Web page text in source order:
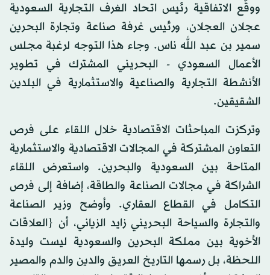
ووقّع الاتفاقية رئيس اتحاد الغرف التجارية السعودية
عجلان العجلان، ورئيس غرفة صناعة وتجارة البحرين
سمير بن عبد الله ناس. وجاء هذا التوجه لرغبة مجلس
الأعمال السعودي - البحريني المشترك في تطوير
الأنشطة التجارية والصناعية والاستثمارية في البلدين
الشقيقين.
وتركزت المباحثات الاقتصادية خلال اللقاء على فرص
التعاون المشتركة في المجالات الاقتصادية والاستثمارية
المتاحة بين السعودية والبحرين. واستعرض اللقاء
الشراكة في مجالات الصناعة والطاقة، إضافة إلى فرص
التكامل في القطاع العقاري. وأوضح وزير الصناعة
والتجارة والسياحة البحريني زايد الزياني، أن {العلاقات
الأخوية بين مملكة البحرين والسعودية ليست وليدة
اللحظة، بل رسمها التاريخ العريق والدين والدم والمصير